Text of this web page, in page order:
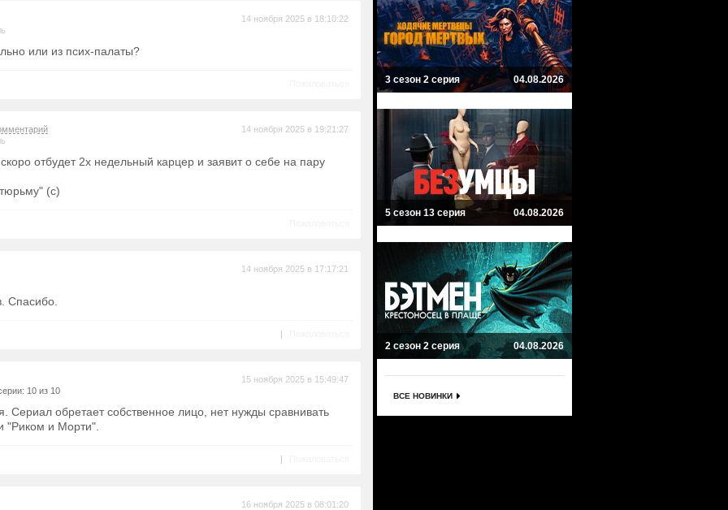
14 ноября 2025 в 18:10:22
или из псих-палаты?
14 ноября 2025 в 19:21:27
отбудет 2х недельный карцер и заявит о себе на пару
(с)
14 ноября 2025 в 17:17:21
Спасибо.
|
10 из 10
15 ноября 2025 в 15:49:47
Сериал обретает собственное лицо, нет нужды сравнивать
"Риком и Морти".
|
16 ноября 2025 в 08:01:20
3 сезон 2 серия 04.08.2026
5 сезон 13 серия 04.08.2026
2 сезон 2 серия 04.08.2026
ВСЕ НОВИНКИ